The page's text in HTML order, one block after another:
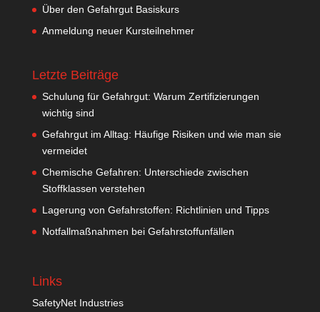
Über den Gefahrgut Basiskurs
Anmeldung neuer Kursteilnehmer
Letzte Beiträge
Schulung für Gefahrgut: Warum Zertifizierungen
wichtig sind
Gefahrgut im Alltag: Häufige Risiken und wie man sie
vermeidet
Chemische Gefahren: Unterschiede zwischen
Stoffklassen verstehen
Lagerung von Gefahrstoffen: Richtlinien und Tipps
Notfallmaßnahmen bei Gefahrstoffunfällen
Links
SafetyNet Industries